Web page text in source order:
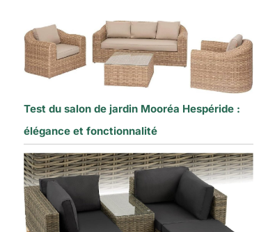
Test du salon de jardin Mooréa Hespéride :
élégance et fonctionnalité